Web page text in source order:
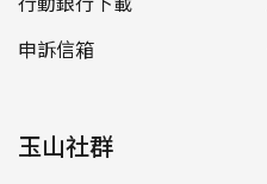
申訴信箱
玉山社群